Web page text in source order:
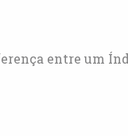
entre um